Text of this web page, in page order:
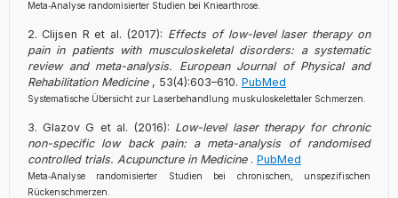
Meta‑Analyse randomisierter Studien bei Kniearthrose.
Clijsen R et al. (2017): Effects of low-level laser therapy on
pain in patients with musculoskeletal disorders: a systematic
review and meta-analysis.
European Journal of Physical and
Rehabilitation Medicine , 53(4):603–610. PubMed
Systematische Übersicht zur Laserbehandlung muskuloskelettaler Schmerzen.
Glazov G et al. (2016): Low-level laser therapy for chronic
non-specific low back pain: a meta-analysis of randomised
controlled trials. Acupuncture in Medicine . PubMed
Meta‑Analyse randomisierter Studien bei chronischen, unspezifischen
Rückenschmerzen.